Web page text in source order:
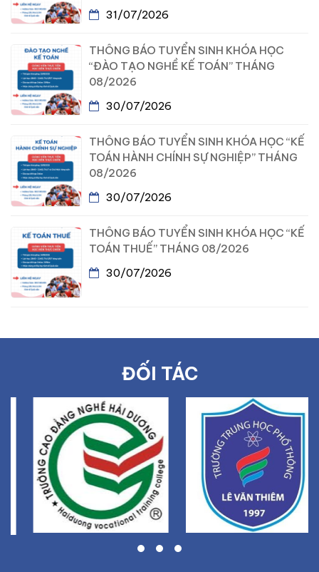
31/07/2026
THÔNG BÁO TUYỂN SINH KHÓA HỌC
“ĐÀO TẠO NGHỀ KẾ TOÁN” THÁNG
08/2026
30/07/2026
THÔNG BÁO TUYỂN SINH KHÓA HỌC “KẾ
TOÁN HÀNH CHÍNH SỰ NGHIỆP” THÁNG
08/2026
30/07/2026
THÔNG BÁO TUYỂN SINH KHÓA HỌC “KẾ
TOÁN THUẾ” THÁNG 08/2026
30/07/2026
ĐỐI TÁC